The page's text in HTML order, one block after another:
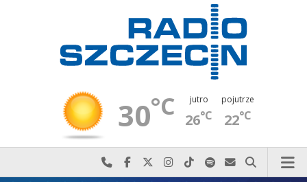
30°C jutro
26°C
pojutrze
22°C
Najlepiej po prostu do nas zadzwoń
Odwiedź nas na Facebook-u
Odwiedź nas na X
Odwiedź nas na Instagram-ie
Odwiedź nas na TikTok-u
Szukaj nas na Spotify
Wyślij do nas
Szukaj